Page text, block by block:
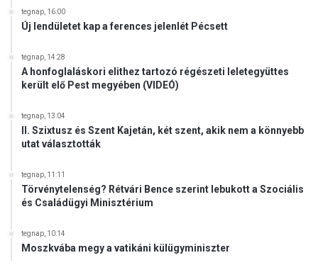
tegnap, 16:00
Új lendületet kap a ferences jelenlét Pécsett
tegnap, 14:28
A honfoglaláskori elithez tartozó régészeti leletegyüttes
került elő Pest megyében (VIDEÓ)
tegnap, 13:04
II. Szixtusz és Szent Kajetán, két szent, akik nem a könnyebb
utat választották
tegnap, 11:11
Törvénytelenség? Rétvári Bence szerint lebukott a Szociális
és Családügyi Minisztérium
tegnap, 10:14
Moszkvába megy a vatikáni külügyminiszter